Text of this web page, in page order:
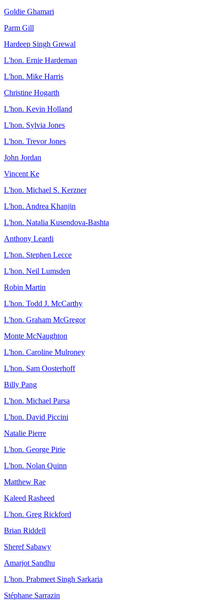
Goldie Ghamari
Parm Gill
Hardeep Singh Grewal
L'hon. Ernie Hardeman
L'hon. Mike Harris
Christine Hogarth
L'hon. Kevin Holland
L'hon. Sylvia Jones
L'hon. Trevor Jones
John Jordan
Vincent Ke
L'hon. Michael S. Kerzner
L'hon. Andrea Khanjin
L'hon. Natalia Kusendova-Bashta
Anthony Leardi
L'hon. Stephen Lecce
L'hon. Neil Lumsden
Robin Martin
L'hon. Todd J. McCarthy
L'hon. Graham McGregor
Monte McNaughton
L'hon. Caroline Mulroney
L'hon. Sam Oosterhoff
Billy Pang
L'hon. Michael Parsa
L'hon. David Piccini
Natalie Pierre
L'hon. George Pirie
L'hon. Nolan Quinn
Matthew Rae
Kaleed Rasheed
L'hon. Greg Rickford
Brian Riddell
Sheref Sabawy
Amarjot Sandhu
L'hon. Prabmeet Singh Sarkaria
Stéphane Sarrazin